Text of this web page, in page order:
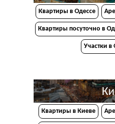
Квартиры в Одессе
Квартиры посуточно в
Участки в
Квартиры в Киеве